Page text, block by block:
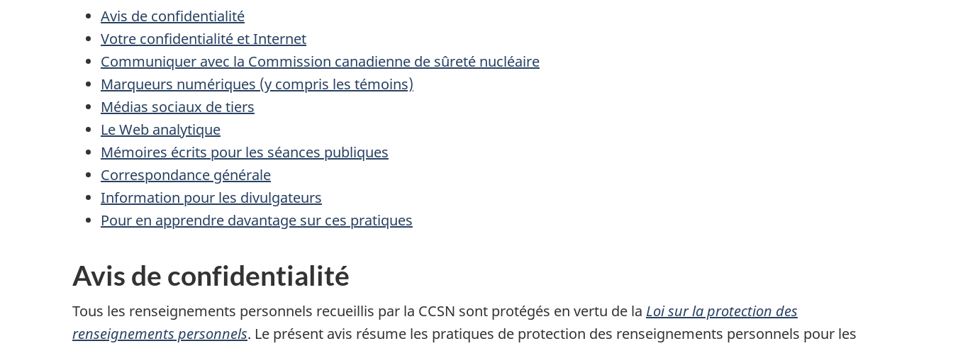
Avis de confidentialité
Votre confidentialité et Internet
Communiquer avec la Commission canadienne de sûreté nucléaire
Marqueurs numériques (y compris les témoins)
Médias sociaux de tiers
Le Web analytique
Mémoires écrits pour les séances publiques
Correspondance générale
Information pour les divulgateurs
Pour en apprendre davantage sur ces pratiques
Avis de confidentialité
Tous les renseignements personnels recueillis par la CCSN sont protégés en vertu de la Loi sur la protection des
renseignements personnels. Le présent avis résume les pratiques de protection des renseignements personnels pour les